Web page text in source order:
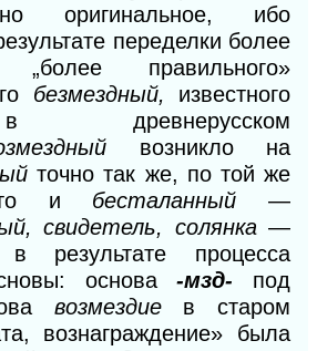
оригинальное, ибо
переделки более
„более правильного»
безмездный, известного
возникло на
точно так же, по той же
и бесталанный —
й, свидетель, солянка —
в результате процесса
основа-мзд- под
возмездие в старом
вознаграждение» была